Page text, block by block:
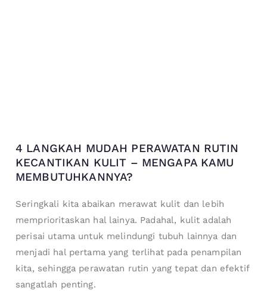
4 LANGKAH MUDAH PERAWATAN RUTIN
KECANTIKAN KULIT – MENGAPA KAMU
MEMBUTUHKANNYA?
Seringkali kita abaikan merawat kulit dan lebih
memprioritaskan hal lainya. Padahal, kulit adalah
perisai utama untuk melindungi tubuh lainnya dan
menjadi hal pertama yang terlihat pada penampilan
kita, sehingga perawatan rutin yang tepat dan efektif
sangatlah penting.